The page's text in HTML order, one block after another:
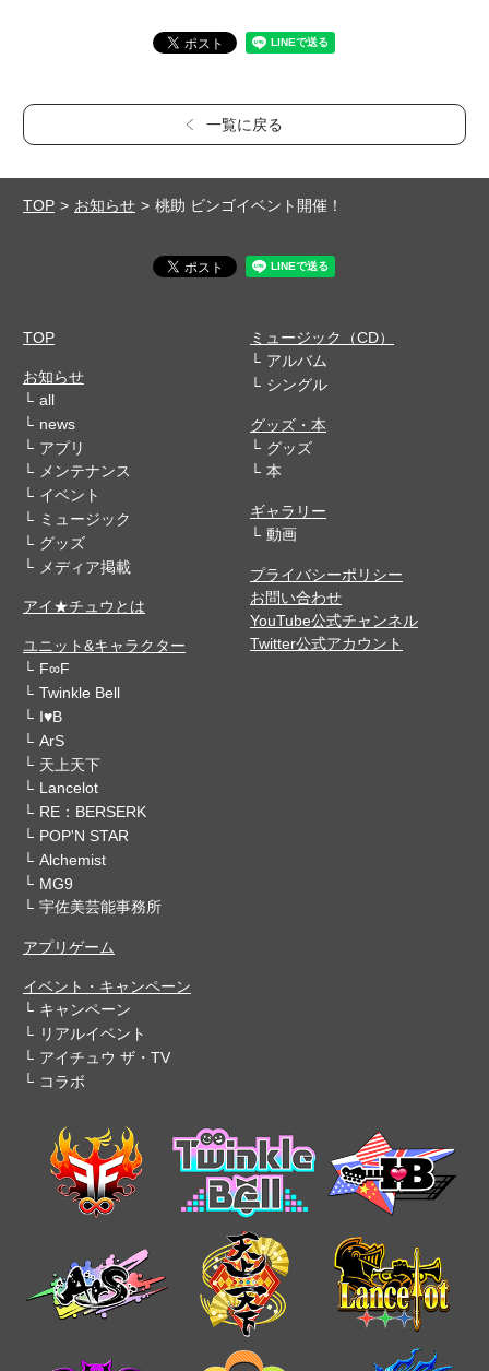
一覧に戻る
TOP お知らせ 桃助 ビンゴイベント開催！
TOP
お知らせ
all
news
アプリ
メンテナンス
イベント
ミュージック
グッズ
メディア掲載
アイ★チュウとは
ユニット&キャラクター
F∞F
Twinkle Bell
I♥B
ArS
天上天下
Lancelot
RE：BERSERK
POP'N STAR
Alchemist
MG9
宇佐美芸能事務所
アプリゲーム
イベント・キャンペーン
キャンペーン
リアルイベント
アイチュウ ザ・TV
コラボ
ミュージック（CD）
アルバム
シングル
グッズ・本
グッズ
本
ギャラリー
動画
プライバシーポリシー
お問い合わせ
YouTube公式チャンネル
Twitter公式アカウント